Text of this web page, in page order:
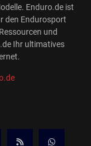
Enduro.de ist
den Endurosport
und
Ihr ultimatives